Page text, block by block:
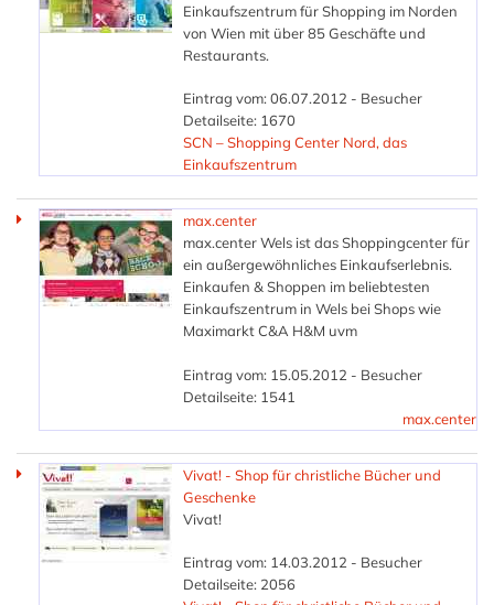
Einkaufszentrum für Shopping im Norden
von Wien mit über 85 Geschäfte und
Restaurants.
Eintrag vom: 06.07.2012 - Besucher
Detailseite: 1670
SCN – Shopping Center Nord, das
Einkaufszentrum
max.center
max.center Wels ist das Shoppingcenter für
ein außergewöhnliches Einkaufserlebnis.
Einkaufen & Shoppen im beliebtesten
Einkaufszentrum in Wels bei Shops wie
Maximarkt C&A H&M uvm
Eintrag vom: 15.05.2012 - Besucher
Detailseite: 1541
max.center
Vivat! - Shop für christliche Bücher und
Geschenke
Vivat!
Eintrag vom: 14.03.2012 - Besucher
Detailseite: 2056